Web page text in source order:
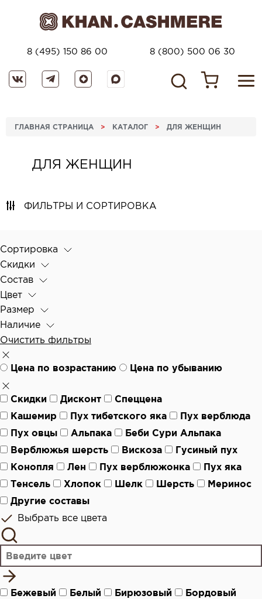
8 (495) 150 86 00 8 (800) 500 06 30
ГЛАВНАЯ СТРАНИЦА > КАТАЛОГ > ДЛЯ ЖЕНЩИН
ДЛЯ ЖЕНЩИН
ФИЛЬТРЫ И СОРТИРОВКА
Сортировка
Скидки
Состав
Цвет
Размер
Наличие
Очистить фильтры
Цена по возрастанию Цена по убыванию
Скидки Дисконт
Спеццена
Кашемир
Пух тибетского яка
Пух верблюда
Пух овцы
Альпака
Беби Сури Альпака
Верблюжья шерсть
Вискоза
Гусиный пух
Конопля
Лен Пух верблюжонка
Пух яка
Тенсель
Хлопок Шелк Шерсть
Меринос
Другие составы
Выбрать все цвета
Бежевый Белый Бирюзовый
Бордовый